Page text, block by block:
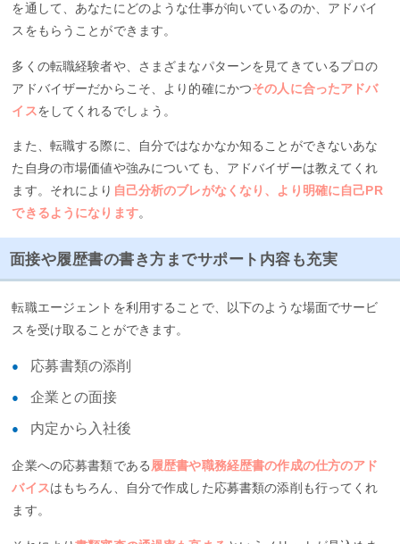
を通して、あなたにどのような仕事が向いているのか、アドバイ
スをもらうことができます。
多くの転職経験者や、さまざまなパターンを見てきているプロの
アドバイザーだからこそ、より的確にかつその人に合ったアドバ
イスをしてくれるでしょう。
また、転職する際に、自分ではなかなか知ることができないあな
た自身の市場価値や強みについても、アドバイザーは教えてくれ
ます。それにより 自己分析のブレがなくなり、より明確に自己PR
できるようになります。
面接や履歴書の書き方までサポート内容も充実
転職エージェントを利用することで、以下のような場面でサービ
スを受け取ることができます。
応募書類の添削
企業との面接
内定から入社後
企業への応募書類である履歴書や職務経歴書の作成の仕方のアド
バイスはもちろん、自分で作成した応募書類の添削も行ってくれ
ます。